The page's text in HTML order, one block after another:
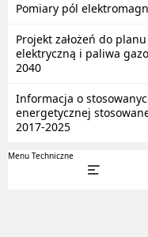
Pomiary pól
Projekt założeń do
elektryczną i paliwa
2040
Informacja o
energetycznej
2017-2025
Menu Techniczne